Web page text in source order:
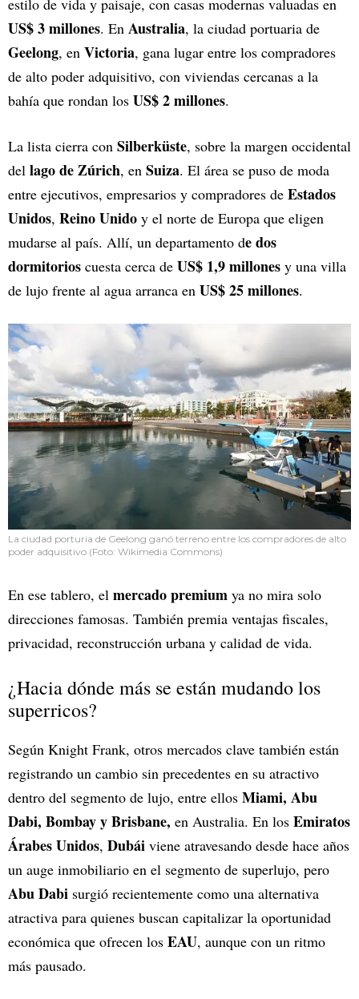
US$ 3 millones. En Australia, la ciudad portuaria de
Geelong, en Victoria, gana lugar entre los compradores
de alto poder adquisitivo, con viviendas cercanas a la
bahía que rondan los US$ 2 millones.
La lista cierra con Silberküste, sobre la margen occidental
del lago de Zúrich, en Suiza. El área se puso de moda
entre ejecutivos, empresarios y compradores de Estados
Unidos, Reino Unido y el norte de Europa que eligen
mudarse al país. Allí, un departamento de dos
dormitorios cuesta cerca de US$ 1,9 millones y una villa
de lujo frente al agua arranca en US$ 25 millones.
La ciudad porturia de Geelong ganó terreno entre los compradores de alto
poder adquisitivo (Foto: Wikimedia Commons)
En ese tablero, el mercado premium ya no mira solo
direcciones famosas. También premia ventajas fiscales,
privacidad, reconstrucción urbana y calidad de vida.
¿Hacia dónde más se están mudando los
superricos?
Según Knight Frank, otros mercados clave también están
registrando un cambio sin precedentes en su atractivo
dentro del segmento de lujo, entre ellos Miami, Abu
Dabi, Bombay y Brisbane, en Australia. En los Emiratos
Árabes Unidos, Dubái viene atravesando desde hace años
un auge inmobiliario en el segmento de superlujo, pero
Abu Dabi surgió recientemente como una alternativa
atractiva para quienes buscan capitalizar la oportunidad
económica que ofrecen los EAU, aunque con un ritmo
más pausado.